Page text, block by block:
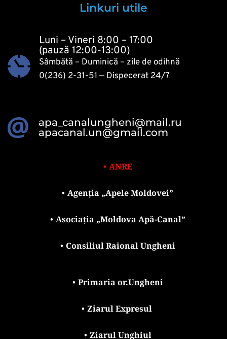
Linkuri utile
Luni – Vineri 8:00 – 17:00
(pauză 12:00-13:00)
Sâmbătă – Duminică – zile de odihnă
0(236) 2-31-51 — Dispecerat 24/7
apa_canalungheni@mail.ru
apacanal.un@gmail.com
ANRE
Agenția „Apele Moldovei”
Asociația „Moldova Apă-Canal”
Consiliul Raional Ungheni
Primaria or.Ungheni
Ziarul Expresul
Ziarul Unghiul